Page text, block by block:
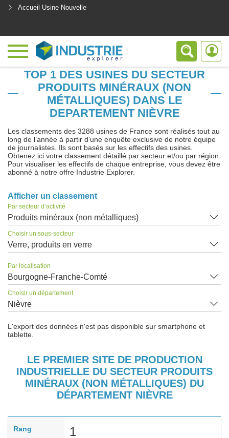
Accueil Usine Nouvelle
TOP 1 DES USINES DU SECTEUR
PRODUITS MINÉRAUX (NON
MÉTALLIQUES) DANS LE
DEPARTEMENT NIÈVRE
Les classements des 3288 usines de France sont réalisés tout au
long de l’année à partir d’une enquête exclusive de notre équipe
de journalistes. Ils sont basés sur les effectifs des usines.
Obtenez ici votre classement détaillé par secteur et/ou par région.
Pour visualiser les effectifs de chaque entreprise, vous devez être
abonné à notre offre Industrie Explorer.
Afficher un classement
Par secteur d’activité
Produits minéraux (non métalliques)
Choisir un sous-secteur
Verre, produits en verre
Par localisation
Bourgogne-Franche-Comté
Choisir un département
Nièvre
L'export des données n'est pas disponible sur smartphone et
tablette.
LE PREMIER SITE DE PRODUCTION
INDUSTRIELLE DU SECTEUR PRODUITS
MINÉRAUX (NON MÉTALLIQUES) DU
DÉPARTEMENT NIÈVRE
Rang 1